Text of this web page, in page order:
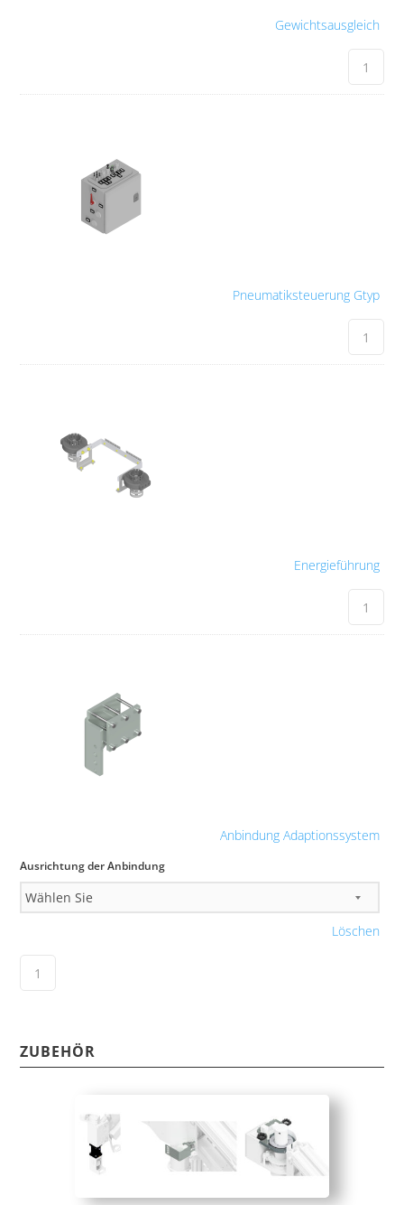
Gewichtsausgleich
Pneumatiksteuerung Gtyp
Energieführung
Anbindung Adaptionssystem
Ausrichtung der Anbindung
Löschen
ZUBEHÖR